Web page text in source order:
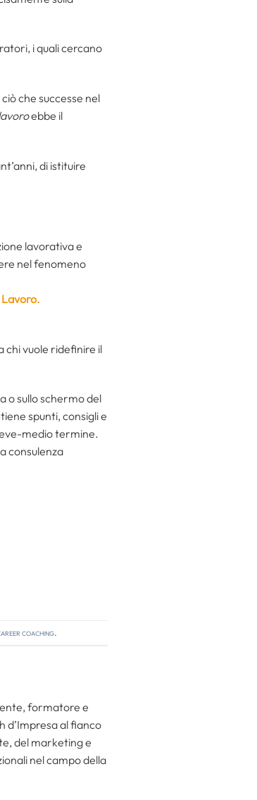
i quali cercano
che successe nel
ebbe il
di istituire
lavorativa e
nel fenomeno
Lavoro.
chi vuole ridefinire il
o sullo schermo del
spunti, consigli e
medio termine.
consulenza
coaching.
formatore e
d’Impresa al fianco
del marketing e
nel campo della